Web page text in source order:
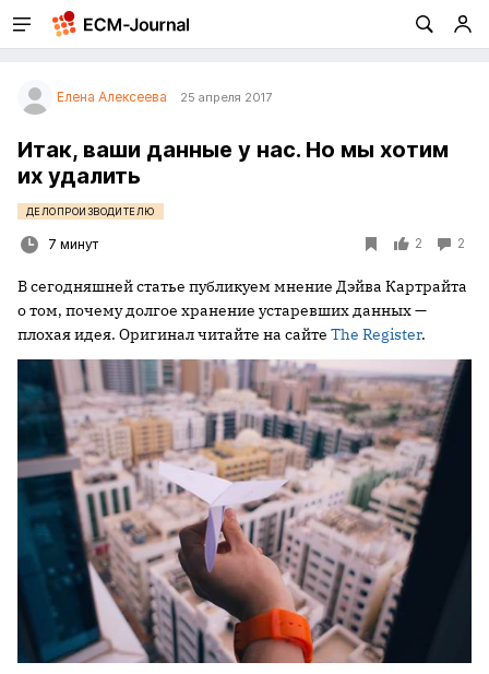
Елена Алексеева 25 апреля 2017
Итак, ваши данные у нас. Но мы хотим
их удалить
ДЕЛОПРОИЗВОДИТЕЛЮ
7 минут 2 2
В сегодняшней статье публикуем мнение Дэйва Картрайта
о том, почему долгое хранение устаревших данных —
плохая идея. Оригинал читайте на сайте The Register.